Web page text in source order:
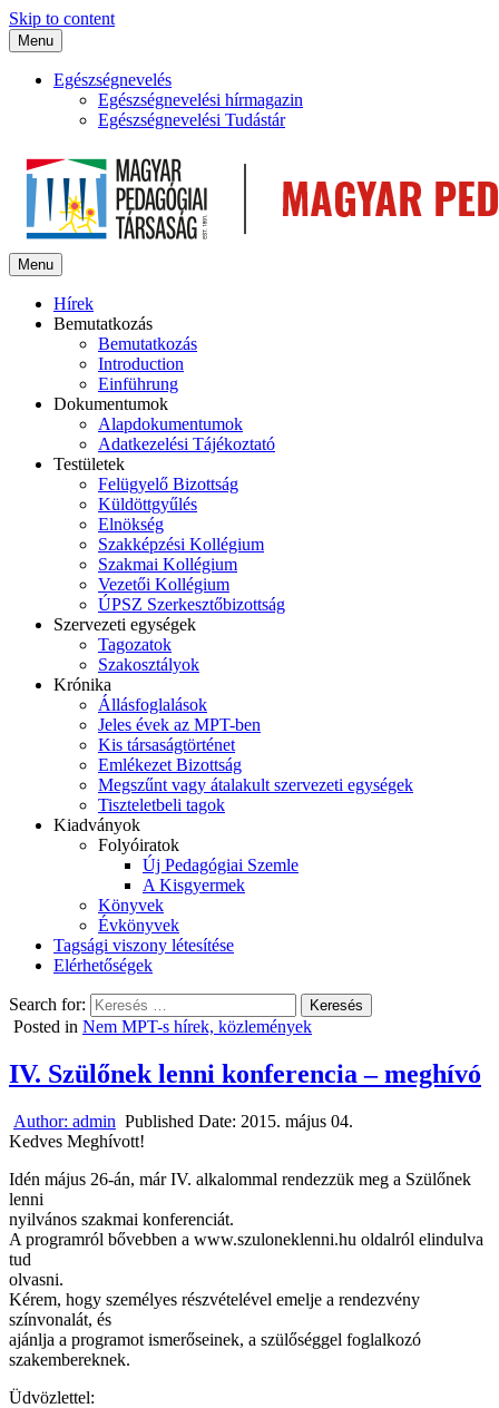
Skip to content
Menu
Egészségnevelés
Egészségnevelési hírmagazin
Egészségnevelési Tudástár
Menu
Hírek
Bemutatkozás
Bemutatkozás
Introduction
Einführung
Dokumentumok
Alapdokumentumok
Adatkezelési Tájékoztató
Testületek
Felügyelő Bizottság
Küldöttgyűlés
Elnökség
Szakképzési Kollégium
Szakmai Kollégium
Vezetői Kollégium
ÚPSZ Szerkesztőbizottság
Szervezeti egységek
Tagozatok
Szakosztályok
Krónika
Állásfoglalások
Jeles évek az MPT-ben
Kis társaságtörténet
Emlékezet Bizottság
Megszűnt vagy átalakult szervezeti egységek
Tiszteletbeli tagok
Kiadványok
Folyóiratok
Új Pedagógiai Szemle
A Kisgyermek
Könyvek
Évkönyvek
Tagsági viszony létesítése
Elérhetőségek
Search for:
Posted in Nem MPT-s hírek, közlemények
IV. Szülőnek lenni konferencia – meghívó
Author: admin Published Date: 2015. május 04.
Kedves Meghívott!
Idén május 26-án, már IV. alkalommal rendezzük meg a Szülőnek
lenni
nyilvános szakmai konferenciát.
A programról bővebben a www.szuloneklenni.hu oldalról elindulva
tud
olvasni.
Kérem, hogy személyes részvételével emelje a rendezvény
színvonalát, és
ajánlja a programot ismerőseinek, a szülőséggel foglalkozó
szakembereknek.
Üdvözlettel: